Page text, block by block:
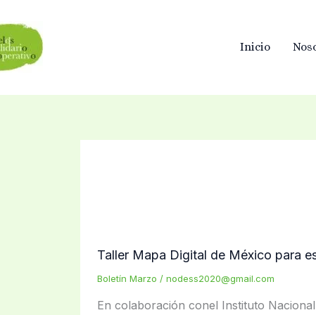
Inicio
Taller Mapa Digital de México para
Boletín Marzo / nodess2020@gmail.com
En colaboración conel Instituto